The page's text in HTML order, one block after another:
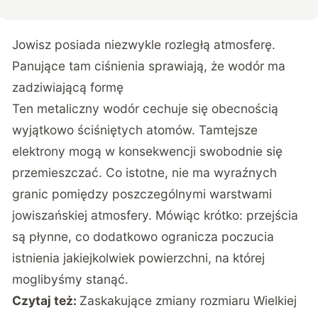
Jowisz posiada niezwykle rozległą atmosferę.
Panujące tam ciśnienia sprawiają, że wodór ma
zadziwiającą formę
Ten metaliczny wodór cechuje się obecnością
wyjątkowo ściśniętych atomów. Tamtejsze
elektrony mogą w konsekwencji swobodnie się
przemieszczać. Co istotne, nie ma wyraźnych
granic pomiędzy poszczególnymi warstwami
jowiszańskiej atmosfery. Mówiąc krótko: przejścia
są płynne, co dodatkowo ogranicza poczucia
istnienia jakiejkolwiek powierzchni, na której
moglibyśmy stanąć.
Czytaj też: Zaskakujące zmiany rozmiaru Wielkiej